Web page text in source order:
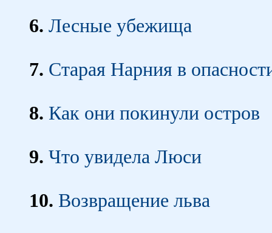
6. Лесные убежища
7. Старая Нарния в
8. Как они покинули остров
9. Что увидела Люси
10. Возвращение льва